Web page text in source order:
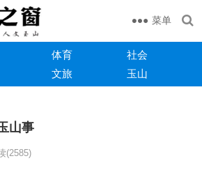
菜单
体育
社会
文旅 玉山
山事
(2585)